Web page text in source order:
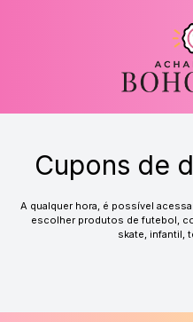
Cupons de
A qualquer hora, é possível
escolher produtos de futebol,
skate, infantil,